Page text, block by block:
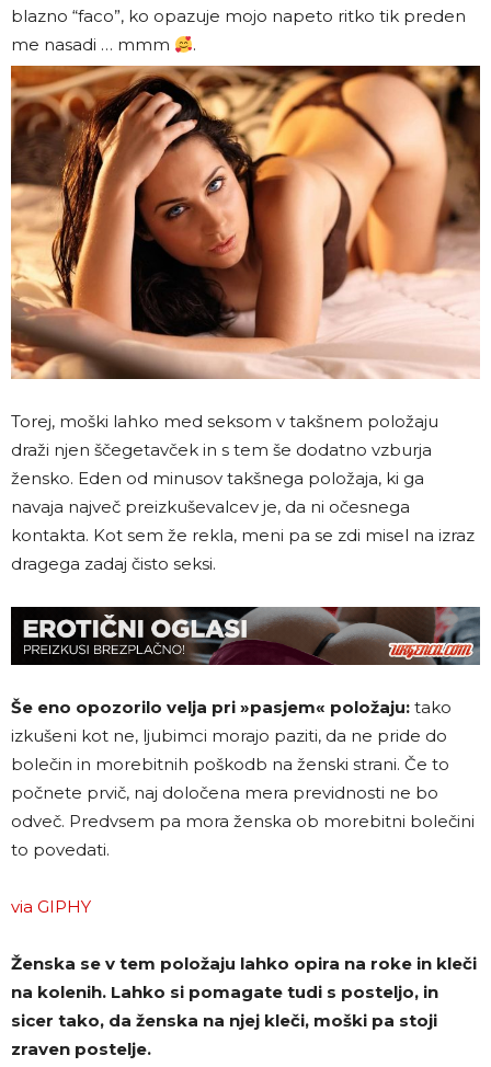
blazno “faco”, ko opazuje mojo napeto ritko tik preden
me nasadi … mmm
.
Torej, moški lahko med seksom v takšnem položaju
draži njen ščegetavček in s tem še dodatno vzburja
žensko. Eden od minusov takšnega položaja, ki ga
navaja največ preizkuševalcev je, da ni očesnega
kontakta. Kot sem že rekla, meni pa se zdi misel na izraz
dragega zadaj čisto seksi.
Še eno opozorilo velja pri »pasjem« položaju: tako
izkušeni kot ne, ljubimci morajo paziti, da ne pride do
bolečin in morebitnih poškodb na ženski strani. Če to
počnete prvič, naj določena mera previdnosti ne bo
odveč. Predvsem pa mora ženska ob morebitni bolečini
to povedati.
via GIPHY
Ženska se v tem položaju lahko opira na roke in kleči
na kolenih. Lahko si pomagate tudi s posteljo, in
sicer tako, da ženska na njej kleči, moški pa stoji
zraven postelje.